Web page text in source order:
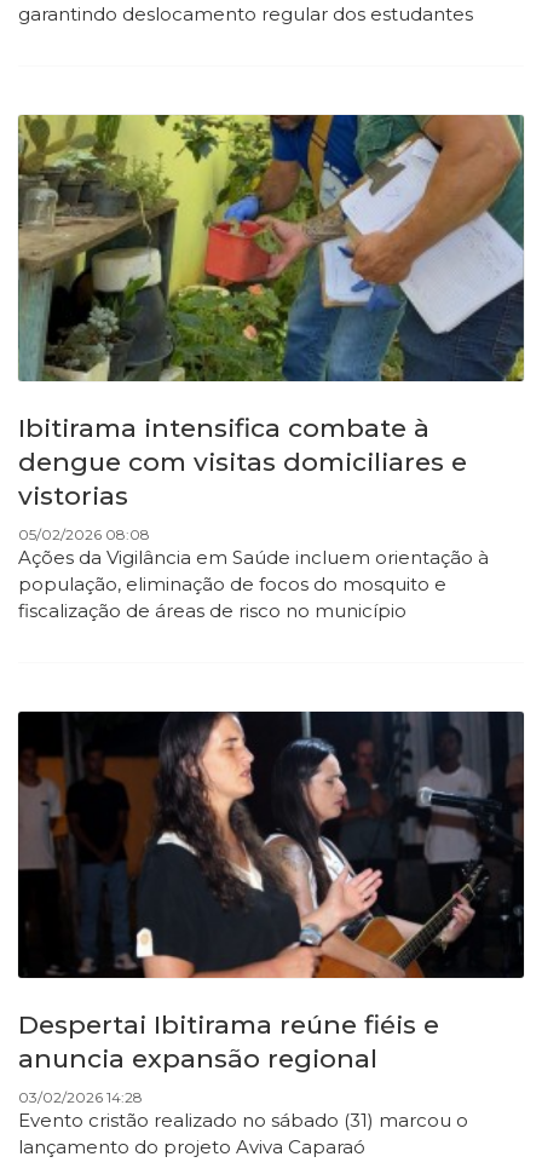
garantindo deslocamento regular dos estudantes
Ibitirama intensifica combate à
dengue com visitas domiciliares e
vistorias
05/02/2026 08:08
Ações da Vigilância em Saúde incluem orientação à
população, eliminação de focos do mosquito e
fiscalização de áreas de risco no município
Despertai Ibitirama reúne fiéis e
anuncia expansão regional
03/02/2026 14:28
Evento cristão realizado no sábado (31) marcou o
lançamento do projeto Aviva Caparaó